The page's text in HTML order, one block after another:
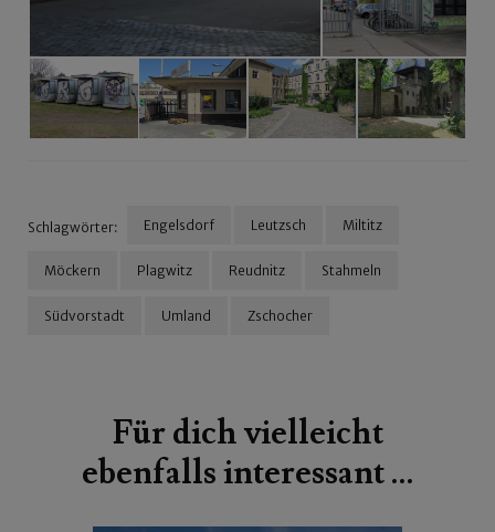
Schlagwörter: Engelsdorf Leutzsch Miltitz
Möckern Plagwitz Reudnitz Stahmeln
Südvorstadt Umland Zschocher
Für dich vielleicht
ebenfalls interessant …